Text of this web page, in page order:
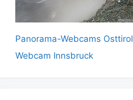
Panorama-Webcams Osttirol
Webcam Innsbruck